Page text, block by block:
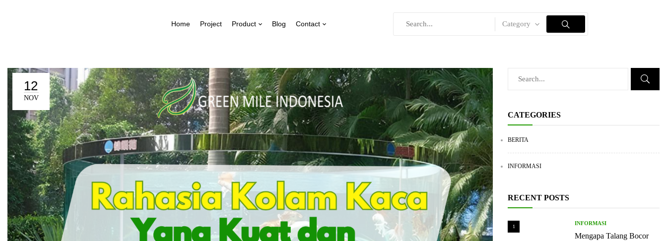
Home Project Product Blog Contact Category
12
NOV
CATEGORIES
BERITA
INFORMASI
RECENT POSTS
1
INFORMASI
Mengapa Talang Bocor